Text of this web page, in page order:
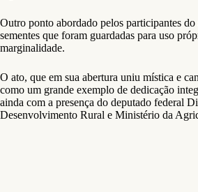
Outro ponto abordado pelos participantes
sementes que foram guardadas para uso
marginalidade.
O ato, que em sua abertura uniu mística e
como um grande exemplo de dedicação
ainda com a presença do deputado federal
Desenvolvimento Rural e Ministério da